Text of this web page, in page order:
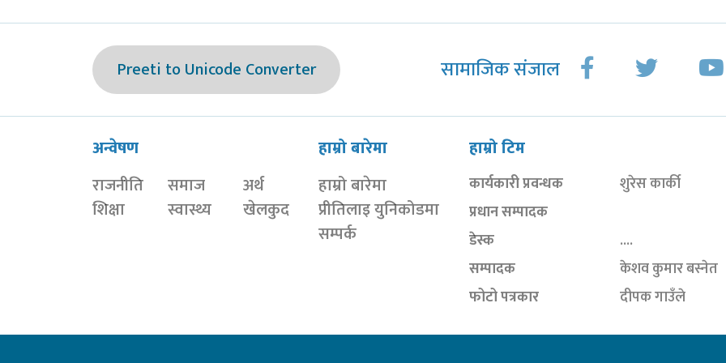
Preeti to Unicode Converter सामाजिक संजाल
अन्वेषण
राजनीति
समाज
अर्थ
शिक्षा
स्वास्थ्य खेलकुद
हाम्रो बारेमा
हाम्रो बारेमा
प्रीतिलाइ युनिकोडमा
सम्पर्क
हाम्रो टिम
कार्यकारी प्रवन्धक
शुरेस कार्की
प्रधान सम्पादक
डेस्क
....
सम्पादक
केशव कुमार बस्नेत
फोटो पत्रकार
दीपक गाउँले